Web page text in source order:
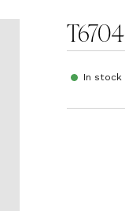
T6704
In stock